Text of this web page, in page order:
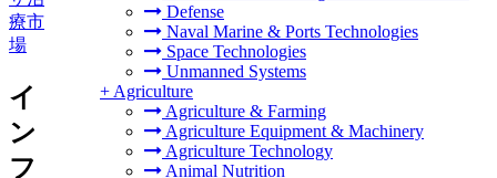
Defense
Naval Marine & Ports Technologies
Space Technologies
Unmanned Systems
+ Agriculture
Agriculture & Farming
Agriculture Equipment & Machinery
Agriculture Technology
Animal Nutrition
療市
場
イ
ン
フ